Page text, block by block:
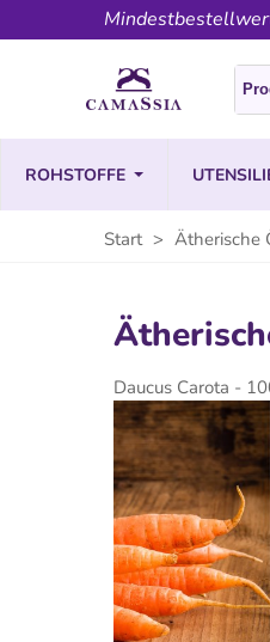
ROHSTOFFE
Start > Ätherische
Daucus Carota -